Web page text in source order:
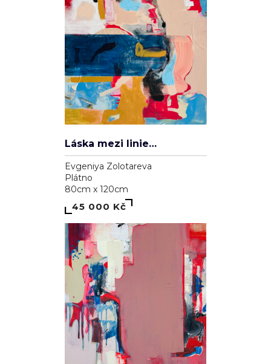
Láska mezi liniemi
Evgeniya Zolotareva
Plátno
80cm x 120cm
45 000 Kč